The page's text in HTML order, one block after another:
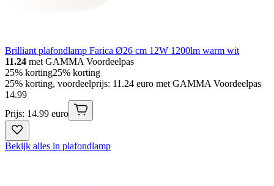
Brilliant plafondlamp Farica Ø26 cm 12W 1200lm warm wit
11.24 met GAMMA Voordeelpas
25% korting25% korting
25% korting, voordeelprijs: 11.24 euro met GAMMA Voordeelpas
14.99
Prijs: 14.99 euro
Bekijk alles in plafondlamp